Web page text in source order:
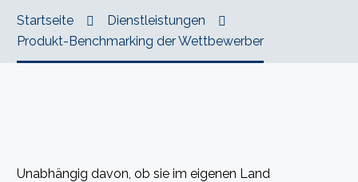
Startseite
Dienstleistungen
Produkt-Benchmarking der Wettbewerber
Unabhängig davon, ob sie im eigenen Land